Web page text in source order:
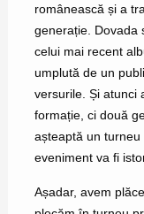
românească și a
generație. Dovada
celui mai recent
umplută de un
versurile. Și atunci
formație, ci două
așteaptă un
eveniment va fi
Așadar, avem